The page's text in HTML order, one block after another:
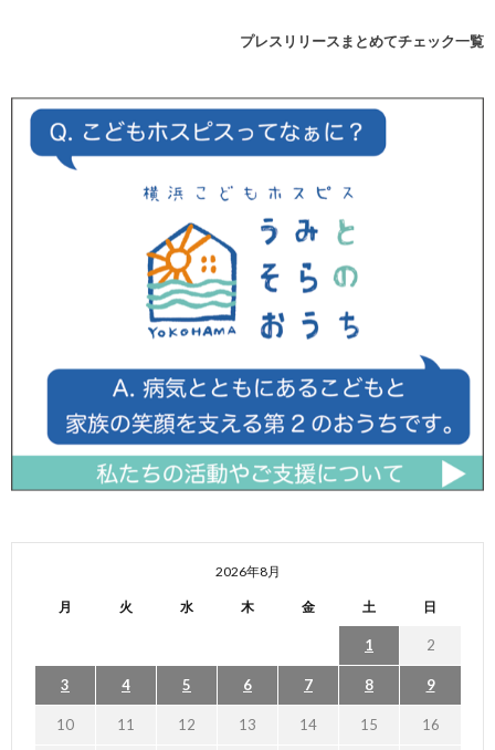
プレスリリースまとめてチェック一覧
2026年8月
月 火 水 木 金 土 日
1 2
3 4 5 6 7 8 9
10 11 12 13 14 15 16